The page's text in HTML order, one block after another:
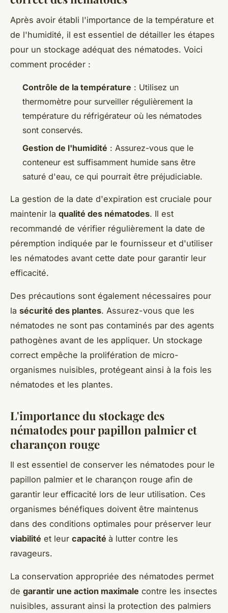
Après avoir établi l'importance de la température et
de l'humidité, il est essentiel de détailler les étapes
pour un stockage adéquat des nématodes. Voici
comment procéder :
Contrôle de la température : Utilisez un
thermomètre pour surveiller régulièrement la
température du réfrigérateur où les nématodes
sont conservés.
Gestion de l'humidité : Assurez-vous que le
conteneur est suffisamment humide sans être
saturé d'eau, ce qui pourrait être préjudiciable.
La gestion de la date d'expiration est cruciale pour
maintenir la qualité des nématodes. Il est
recommandé de vérifier régulièrement la date de
péremption indiquée par le fournisseur et d'utiliser
les nématodes avant cette date pour garantir leur
efficacité.
Des précautions sont également nécessaires pour
la sécurité des plantes. Assurez-vous que les
nématodes ne sont pas contaminés par des agents
pathogènes avant de les appliquer. Un stockage
correct empêche la prolifération de micro-
organismes nuisibles, protégeant ainsi à la fois les
nématodes et les plantes.
L'importance du stockage des
nématodes pour papillon palmier et
charançon rouge
Il est essentiel de conserver les nématodes pour le
papillon palmier et le charançon rouge afin de
garantir leur efficacité lors de leur utilisation. Ces
organismes bénéfiques doivent être maintenus
dans des conditions optimales pour préserver leur
viabilité et leur capacité à lutter contre les
ravageurs.
La conservation appropriée des nématodes permet
de garantir une action maximale contre les insectes
nuisibles, assurant ainsi la protection des palmiers